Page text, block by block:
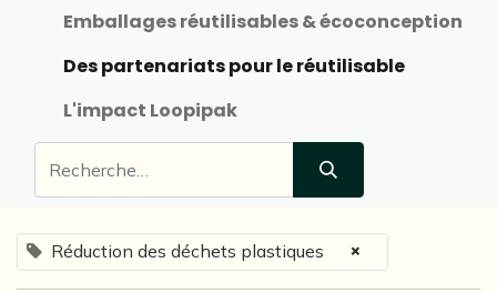
Emballages réutilisables & écoconception
Des partenariats pour le réutilisable
L'impact Loopipak
Réduction des déchets plastiques ×